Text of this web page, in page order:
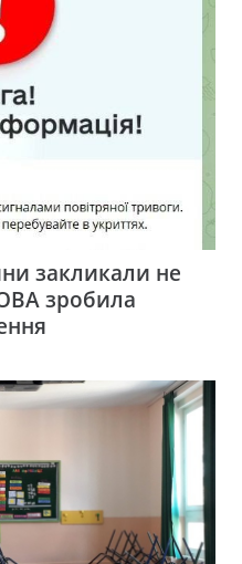
закликали не
зробила